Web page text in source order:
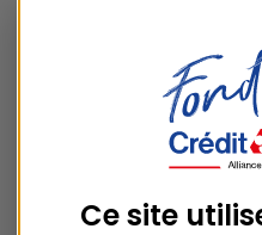
: fonds de
plantation en
L’Ecole Française
www.agroforesterie.fr/
Ce site